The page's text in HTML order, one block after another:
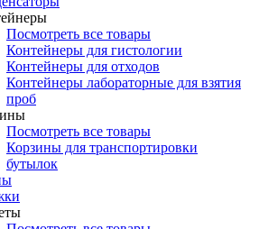
Посмотреть все товары
Контейнеры для гистологии
Контейнеры для отходов
Контейнеры лабораторные для взятия
проб
Посмотреть все товары
Корзины для транспортировки
бутылок